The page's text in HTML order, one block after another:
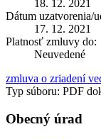
18. 12. 2021
Dátum uzatvorenia/
17. 12. 2021
Platnosť zmluvy do:
Neuvedené
zmluva o zriadení
Typ súboru: PDF
Obecný úrad